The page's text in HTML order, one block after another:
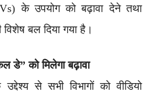
के उपयोग को बढ़ावा देने तथा
विशेष बल दिया गया है।
डे” को मिलेगा बढ़ावा
से सभी विभागों को वीडियो